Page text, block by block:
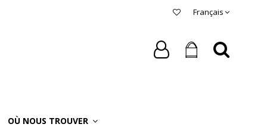
Français
OÙ NOUS TROUVER